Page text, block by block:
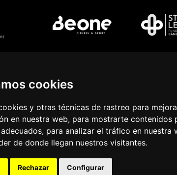
cookies
y otras técnicas de rastreo para
en nuestra web, para mostrarte contenidos
para analizar el tráfico en nuestra
de donde llegan nuestros visitantes.
Rechazar Configurar